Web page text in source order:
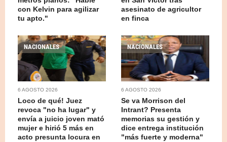
con Kelvin para agilizar
tu apto."
asesinato de agricultor
en finca
NACIONALES
6 AGOSTO 2026
Loco de qué! Juez
revoca "no ha lugar" y
envía a juicio joven mató
mujer e hirió 5 más en
acto presunta locura en
NACIONALES
6 AGOSTO 2026
Se va Morrison del
Intrant? Presenta
memorias su gestión y
dice entrega institución
"más fuerte y moderna"